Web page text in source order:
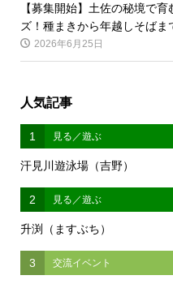
【募集開始】土佐の秘境で
ズ！種まきから年越しそばま
2026年6月25日
人気記事
1 見る／遊ぶ
汗見川遊泳場（吉野）
2 見る／遊ぶ
升渕（ますぶち）
3 交流イベント